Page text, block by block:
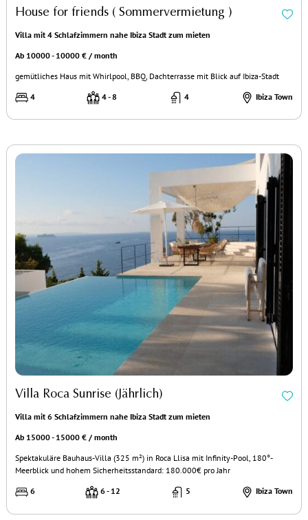
House for friends ( Sommervermietung )
Villa mit 4 Schlafzimmern nahe Ibiza Stadt zum mieten
Ab 10000 - 10000 € / month
gemütliches Haus mit Whirlpool, BBQ, Dachterrasse mit Blick auf Ibiza-Stadt
4
4 - 8 4 Ibiza Town
Villa Roca Sunrise (Jährlich)
Villa mit 6 Schlafzimmern nahe Ibiza Stadt zum mieten
Ab 15000 - 15000 € / month
Spektakuläre Bauhaus-Villa (325 m²) in Roca Llisa mit Infinity-Pool, 180°-
Meerblick und hohem Sicherheitsstandard: 180.000€ pro Jahr
6
6 - 12 5 Ibiza Town